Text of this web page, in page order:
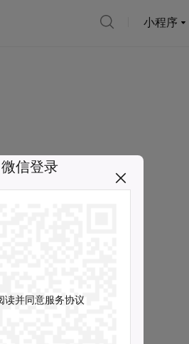
小程序
微信登录
读并同意服务协议